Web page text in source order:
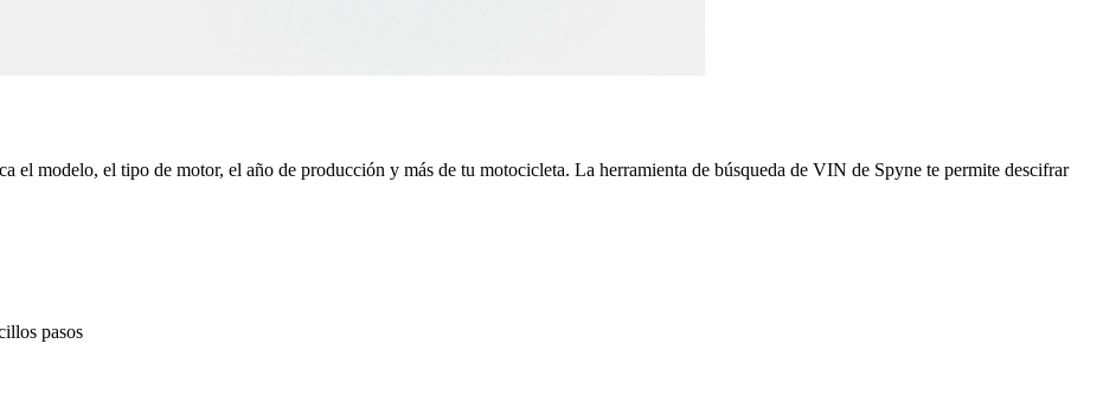
el modelo, el tipo de motor, el año de producción y más de tu motocicleta. La herramienta de búsqueda de VIN de Spyne te permite descifrar
pasos